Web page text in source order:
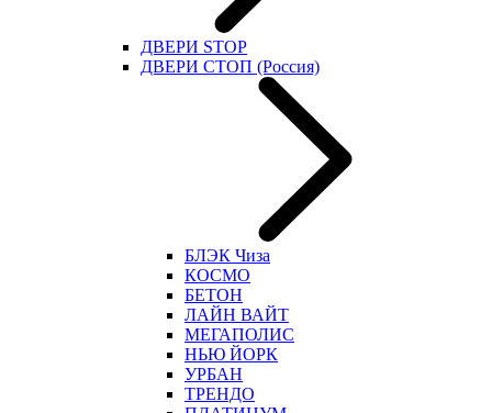
ДВЕРИ STOP
ДВЕРИ СТОП (Россия)
БЛЭК Чиза
КОСМО
БЕТОН
ЛАЙН ВАЙТ
МЕГАПОЛИС
НЬЮ ЙОРК
УРБАН
ТРЕНДО